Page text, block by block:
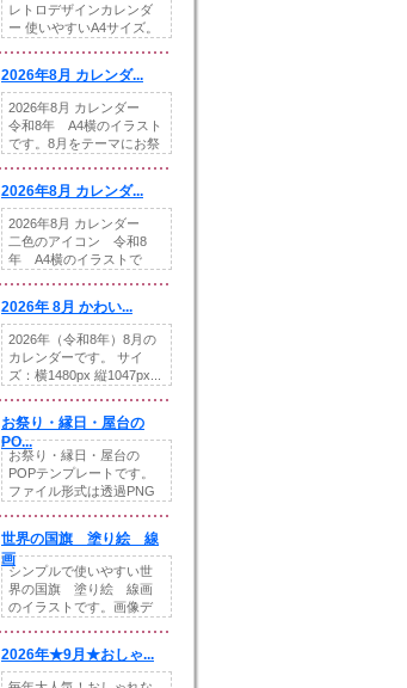
レトロデザインカレンダ
ー 使いやすいA4サイズ。
2026年8月 カレンダ...
2026年8月 カレンダー
令和8年 A4横のイラスト
です。8月をテーマにお祭
2026年8月 カレンダ...
2026年8月 カレンダー
二色のアイコン 令和8
年 A4横のイラストで
2026年 8月 かわい...
2026年（令和8年）8月の
カレンダーです。 サイ
ズ：横1480px 縦1047px...
お祭り・縁日・屋台の
PO...
お祭り・縁日・屋台の
POPテンプレートです。
ファイル形式は透過PNG
世界の国旗 塗り絵 線
画
シンプルで使いやすい世
界の国旗 塗り絵 線画
のイラストです。画像デ
2026年★9月★おしゃ...